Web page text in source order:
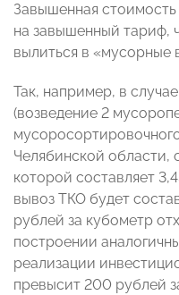
Завышенная
на завышенный тариф,
вылиться в «мусорные
Так, например, в
(возведение 2
Челябинской области,
которой составляет
вывоз ТКО будет
рублей за кубометр
построении
реализации
превысит 200 рублей